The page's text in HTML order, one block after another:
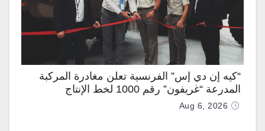
“كيه إن دي إس” الفرنسية تعلن مغادرة المركبة
المدرعة “غريفون” رقم 1000 لخط الإنتاج
Aug 6, 2026